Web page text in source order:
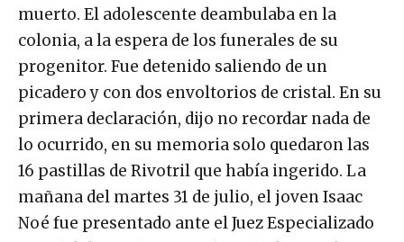
muerto. El adolescente deambulaba en la
colonia, a la espera de los funerales de su
progenitor. Fue detenido saliendo de un
picadero y con dos envoltorios de cristal. En su
primera declaración, dijo no recordar nada de
lo ocurrido, en su memoria solo quedaron las
16 pastillas de Rivotril que había ingerido. La
mañana del martes 31 de julio, el joven Isaac
Noé fue presentado ante el Juez Especializado